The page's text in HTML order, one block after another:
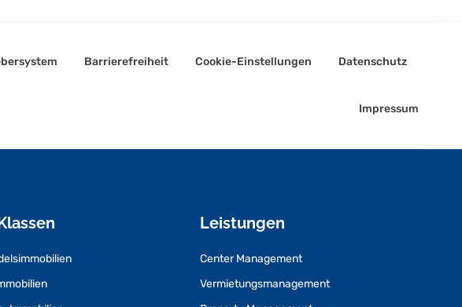
Barrierefreiheit Cookie-Einstellungen Datenschutz
Impressum
Leistungen
Center Management
Vermietungsmanagement